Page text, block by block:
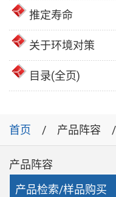
推定寿命
关于环境对策
目录(全页)
首页 产品阵容
产品阵容
产品检索/样品购买